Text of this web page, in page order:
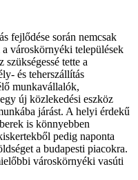
fejlődése során nemcsak
a városkörnyéki települések
tette a
és teherszállítás
munkavállalók,
új közlekedési eszköz
járást. A helyi érdekű
is könnyebben
pedig naponta
a budapesti piacokra.
városkörnyéki vasúti